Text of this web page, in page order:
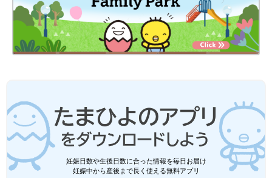
妊娠日数や生後日数に合った情報を毎日お届け
妊娠中から産後まで長く使える無料アプリ